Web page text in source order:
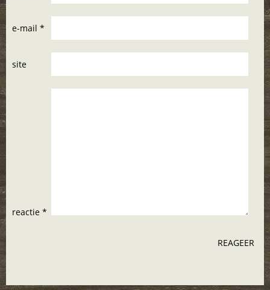
e-mail *
site
reactie *
REAGEER